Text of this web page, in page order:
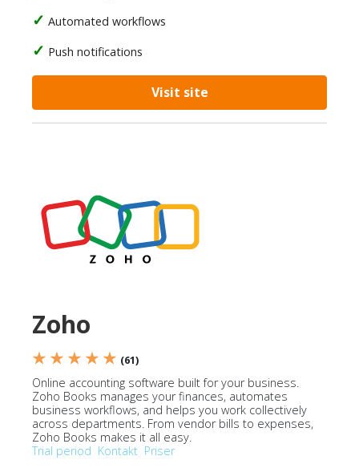
Automated workflows
Push notifications
Visit site
Zoho
★ ★ ★ ★ ★ (61)
Online accounting software built for your business.
Zoho Books manages your finances, automates
business workflows, and helps you work collectively
across departments. From vendor bills to expenses,
Zoho Books makes it all easy.
Trial period Kontakt Priser